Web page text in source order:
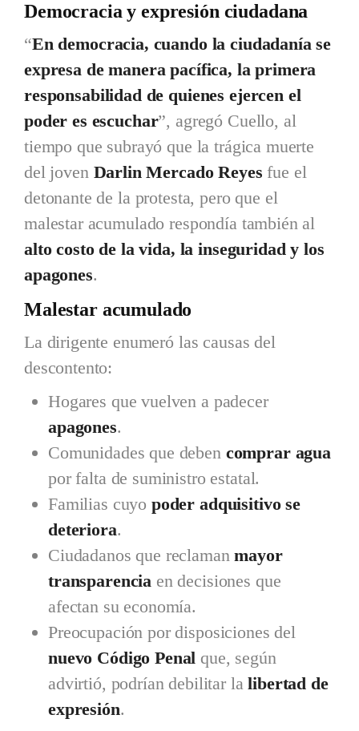
Democracia y expresión ciudadana
“En democracia, cuando la ciudadanía se
expresa de manera pacífica, la primera
responsabilidad de quienes ejercen el
poder es escuchar”, agregó Cuello, al
tiempo que subrayó que la trágica muerte
del joven Darlin Mercado Reyes fue el
detonante de la protesta, pero que el
malestar acumulado respondía también al
alto costo de la vida, la inseguridad y los
apagones.
Malestar acumulado
La dirigente enumeró las causas del
descontento:
Hogares que vuelven a padecer
apagones.
Comunidades que deben comprar agua
por falta de suministro estatal.
Familias cuyo poder adquisitivo se
deteriora.
Ciudadanos que reclamanmayor
transparencia en decisiones que
afectan su economía.
Preocupación por disposiciones del
nuevo Código Penal que, según
advirtió, podrían debilitar lalibertad de
expresión.